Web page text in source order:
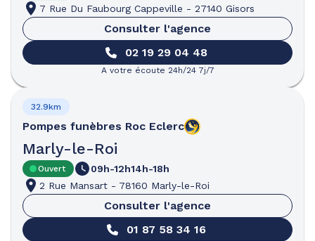
7 Rue Du Faubourg Cappeville - 27140 Gisors
Consulter l'agence
02 19 29 04 48
A votre écoute 24h/24 7j/7
Pompes funèbres Roc Eclerc
Marly-le-Roi
32.9km
Ouvert 09h-12h14h-18h
2 Rue Mansart - 78160 Marly-le-Roi
Consulter l'agence
01 87 58 34 16